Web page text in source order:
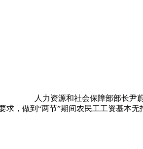
人力资源和社会保障部部长尹
，做到“两节”期间农民工工资基本